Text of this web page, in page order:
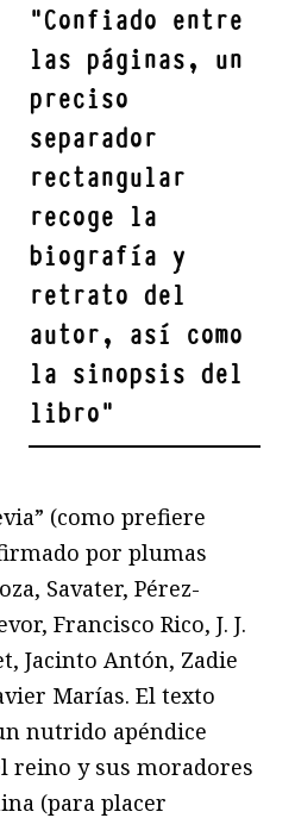
"Confiado entre
las páginas, un
preciso
separador
rectangular
recoge la
biografía y
retrato del
autor, así como
la sinopsis del
libro"
(como prefiere
por plumas
Savater, Pérez-
Francisco Rico, J. J.
Jacinto Antón, Zadie
Marías. El texto
nutrido apéndice
reino y sus moradores
(para placer